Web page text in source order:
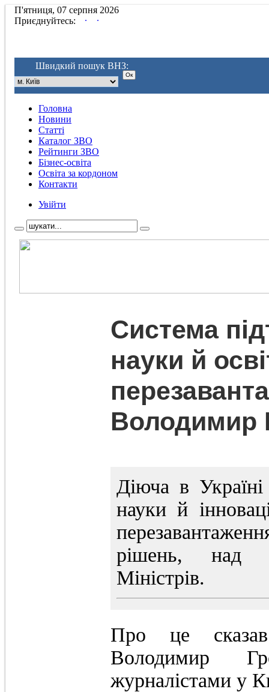
П'ятниця, 07 серпня 2026
Приєднуйтесь:
. .
Швидкий пошук ВНЗ:
Головна
Новини
Статті
Каталог ЗВО
Рейтинги ЗВО
Бізнес-освіта
Освіта за кордоном
Контакти
Увійти
Система
науки й
Володимир
Діюча в
науки й
рішень, над
Міністрів.
Про це сказав
Володимир
журналістами у